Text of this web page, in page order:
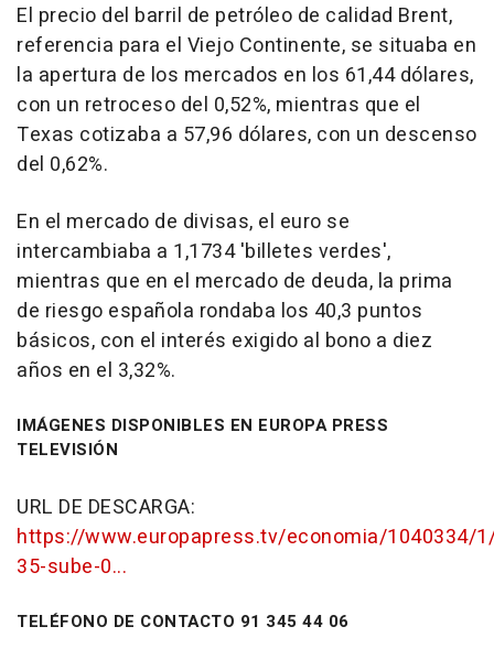
El precio del barril de petróleo de calidad Brent,
referencia para el Viejo Continente, se situaba en
la apertura de los mercados en los 61,44 dólares,
con un retroceso del 0,52%, mientras que el
Texas cotizaba a 57,96 dólares, con un descenso
del 0,62%.
En el mercado de divisas, el euro se
intercambiaba a 1,1734 'billetes verdes',
mientras que en el mercado de deuda, la prima
de riesgo española rondaba los 40,3 puntos
básicos, con el interés exigido al bono a diez
años en el 3,32%.
IMÁGENES DISPONIBLES EN EUROPA PRESS
TELEVISIÓN
URL DE DESCARGA:
https://www.europapress.tv/economia/1040334/
35-sube-0...
TELÉFONO DE CONTACTO 91 345 44 06